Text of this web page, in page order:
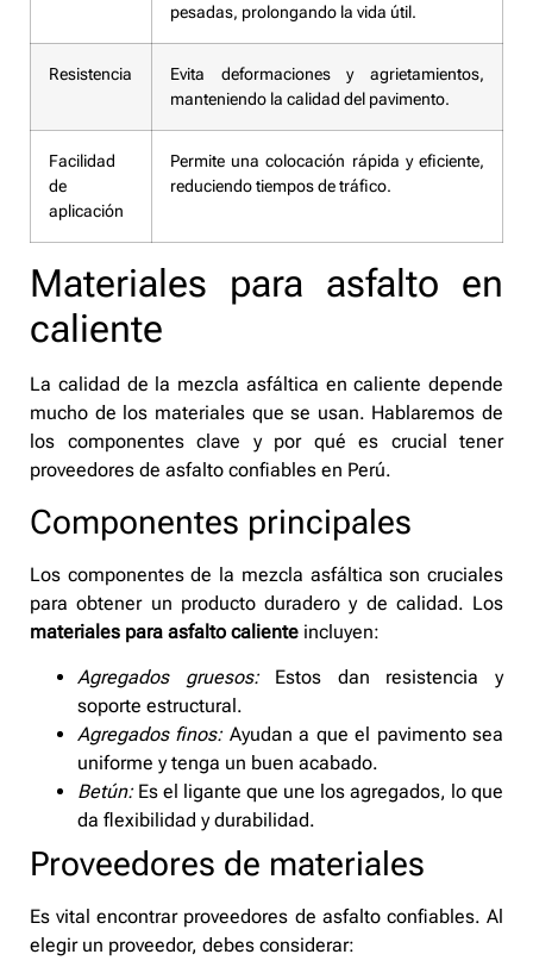
pesadas, prolongando la vida útil.
Resistencia
Evita deformaciones y agrietamientos,
manteniendo la calidad del pavimento.
Facilidad
de
aplicación
Permite una colocación rápida y eficiente,
reduciendo tiempos de tráfico.
Materiales para asfalto en
caliente
La calidad de la mezcla asfáltica en caliente depende
mucho de los materiales que se usan. Hablaremos de
los componentes clave y por qué es crucial tener
proveedores de asfalto confiables en Perú.
Componentes principales
Los componentes de la mezcla asfáltica son cruciales
para obtener un producto duradero y de calidad. Los
materiales para asfalto caliente incluyen:
Agregados gruesos:Estos dan resistencia y
soporte estructural.
Agregados finos:Ayudan a que el pavimento sea
uniforme y tenga un buen acabado.
Betún:Es el ligante que une los agregados, lo que
da flexibilidad y durabilidad.
Proveedores de materiales
Es vital encontrar proveedores de asfalto confiables. Al
elegir un proveedor, debes considerar: